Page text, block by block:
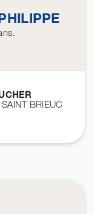
SAINT BRIEUC